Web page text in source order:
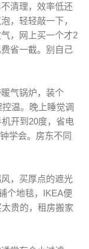
清理，效率低还
，轻轻敲一下，
，网上买一个才2
省一截。别自己
气锅炉，装个
温。晚上睡觉调
开到20度，省电
学会。房东不同
，买厚点的遮光
个地毯，IKEA便
贵的，租房搬家